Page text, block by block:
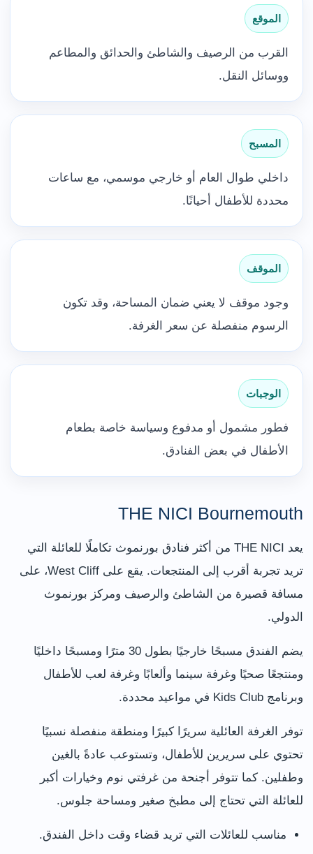
الموقع
القرب من الرصيف والشاطئ والحدائق والمطاعم
ووسائل النقل.
المسبح
داخلي طوال العام أو خارجي موسمي، مع ساعات
محددة للأطفال أحيانًا.
الموقف
وجود موقف لا يعني ضمان المساحة، وقد تكون
الرسوم منفصلة عن سعر الغرفة.
الوجبات
فطور مشمول أو مدفوع وسياسة خاصة بطعام
الأطفال في بعض الفنادق.
THE NICI Bournemouth
يعد THE NICI من أكثر فنادق بورنموث تكاملًا للعائلة التي
تريد تجربة أقرب إلى المنتجعات. يقع على West Cliff، على
مسافة قصيرة من الشاطئ والرصيف ومركز بورنموث
الدولي.
يضم الفندق مسبحًا خارجيًا بطول 30 مترًا ومسبحًا داخليًا
ومنتجعًا صحيًا وغرفة سينما وألعابًا وغرفة لعب للأطفال
وبرنامج Kids Club في مواعيد محددة.
توفر الغرفة العائلية سريرًا كبيرًا ومنطقة منفصلة نسبيًا
تحتوي على سريرين للأطفال، وتستوعب عادةً بالغين
وطفلين. كما تتوفر أجنحة من غرفتي نوم وخيارات أكبر
للعائلة التي تحتاج إلى مطبخ صغير ومساحة جلوس.
مناسب للعائلات التي تريد قضاء وقت داخل الفندق.